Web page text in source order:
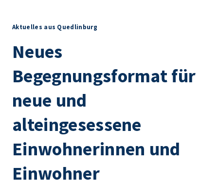
Aktuelles aus Quedlinburg
Neues
Begegnungsformat für
neue und
alteingesessene
Einwohnerinnen und
Einwohner